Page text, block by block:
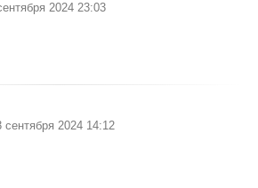
2024 23:03
сентября 2024 14:12